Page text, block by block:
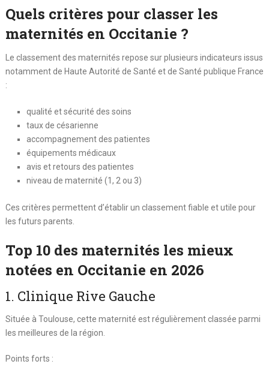
Quels critères pour classer les
maternités en Occitanie ?
Le classement des maternités repose sur plusieurs indicateurs issus
notamment de Haute Autorité de Santé et de Santé publique France
:
qualité et sécurité des soins
taux de césarienne
accompagnement des patientes
équipements médicaux
avis et retours des patientes
niveau de maternité (1, 2 ou 3)
Ces critères permettent d’établir un classement fiable et utile pour
les futurs parents.
Top 10 des maternités les mieux
notées en Occitanie en 2026
1. Clinique Rive Gauche
Située à Toulouse, cette maternité est régulièrement classée parmi
les meilleures de la région.
Points forts :